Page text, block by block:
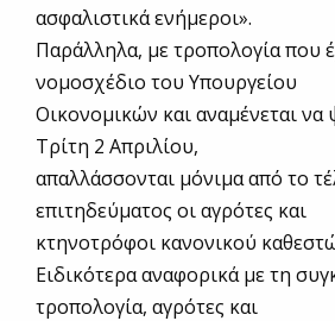
ασφαλιστικά ενήμεροι».
Παράλληλα, με τροπολογία που
νομοσχέδιο του Υπουργείου
Οικονομικών και αναμένεται να
Τρίτη 2 Απριλίου,
απαλλάσσονται μόνιμα από το
επιτηδεύματος οι αγρότες και
κτηνοτρόφοι κανονικού
Ειδικότερα αναφορικά με τη
τροπολογία, αγρότες και